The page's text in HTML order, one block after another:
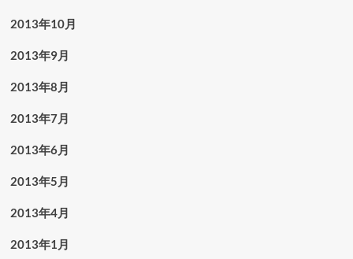
2013年10月
2013年9月
2013年8月
2013年7月
2013年6月
2013年5月
2013年4月
2013年1月